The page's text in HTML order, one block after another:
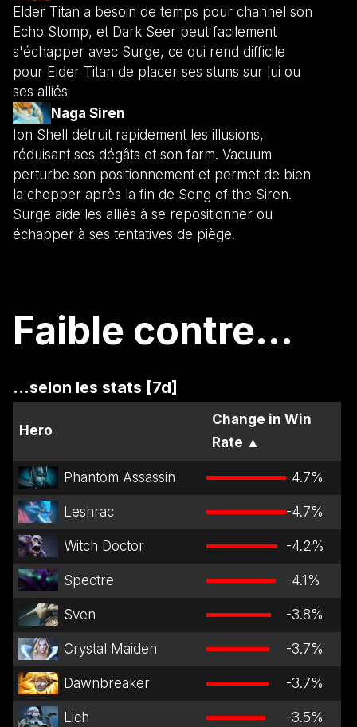
Elder Titan a besoin de temps pour channel son
Echo Stomp, et Dark Seer peut facilement
s'échapper avec Surge, ce qui rend difficile
pour Elder Titan de placer ses stuns sur lui ou
ses alliés
Naga Siren
Ion Shell détruit rapidement les illusions,
réduisant ses dégâts et son farm. Vacuum
perturbe son positionnement et permet de bien
la chopper après la fin de Song of the Siren.
Surge aide les alliés à se repositionner ou
échapper à ses tentatives de piège.
Faible contre...
...selon les stats [7d]
Hero
Change in Win
Rate ▲
Phantom Assassin -4.7%
Leshrac -4.7%
Witch Doctor -4.2%
Spectre -4.1%
Sven -3.8%
Crystal Maiden -3.7%
Dawnbreaker -3.7%
Lich -3.5%